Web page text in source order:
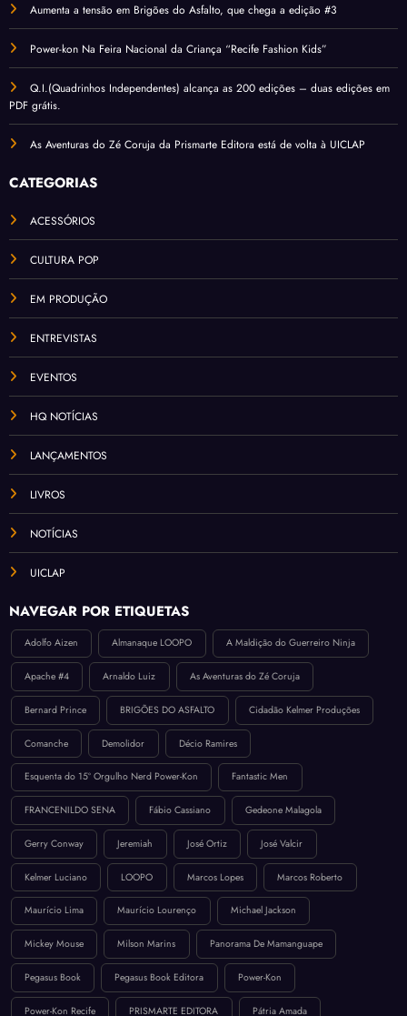
Aumenta a tensão em Brigões do Asfalto, que chega a edição #3
Power-kon Na Feira Nacional da Criança “Recife Fashion Kids”
Q.I.(Quadrinhos Independentes) alcança as 200 edições – duas edições em
PDF grátis.
As Aventuras do Zé Coruja da Prismarte Editora está de volta à UICLAP
CATEGORIAS
ACESSÓRIOS
CULTURA POP
EM PRODUÇÃO
ENTREVISTAS
EVENTOS
HQ NOTÍCIAS
LANÇAMENTOS
LIVROS
NOTÍCIAS
UICLAP
NAVEGAR POR ETIQUETAS
Adolfo Aizen Almanaque LOOPO A Maldição do Guerreiro Ninja
Apache #4 Arnaldo Luiz As Aventuras do Zé Coruja
Bernard Prince BRIGÕES DO ASFALTO Cidadão Kelmer Produções
Comanche Demolidor Décio Ramires
Esquenta do 15º Orgulho Nerd Power-Kon Fantastic Men
FRANCENILDO SENA Fábio Cassiano Gedeone Malagola
Gerry Conway Jeremiah José Ortiz José Valcir
Kelmer Luciano LOOPO Marcos Lopes Marcos Roberto
Maurício Lima Maurício Lourenço Michael Jackson
Mickey Mouse Milson Marins Panorama De Mamanguape
Pegasus Book Pegasus Book Editora Power-Kon
Power-Kon Recife PRISMARTE EDITORA Pátria Amada